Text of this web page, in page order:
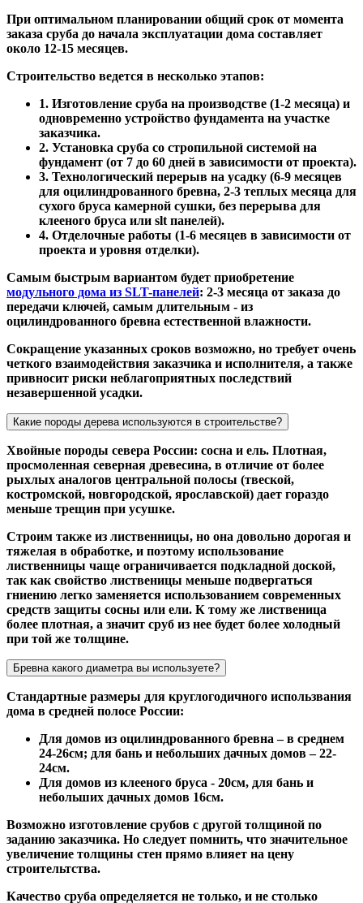
При оптимальном планировании общий срок от момента
заказа сруба до начала эксплуатации дома составляет
около 12-15 месяцев.
Строительство ведется в несколько этапов:
1. Изготовление сруба на производстве (1-2 месяца) и
одновременно устройство фундамента на участке
заказчика.
2. Установка сруба со стропильной системой на
фундамент (от 7 до 60 дней в зависимости от проекта).
3. Технологический перерыв на усадку (6-9 месяцев
для оцилиндрованного бревна, 2-3 теплых месяца для
сухого бруса камерной сушки, без перерыва для
клееного бруса или slt панелей).
4. Отделочные работы (1-6 месяцев в зависимости от
проекта и уровня отделки).
Самым быстрым вариантом будет приобретение
модульного дома из SLT-панелей: 2-3 месяца от заказа до
передачи ключей, самым длительным - из
оцилиндрованного бревна естественной влажности.
Сокращение указанных сроков возможно, но требует очень
четкого взаимодействия заказчика и исполнителя, а также
привносит риски неблагоприятных последствий
незавершенной усадки.
Какие породы дерева используются в строительстве?
Хвойные породы севера России: сосна и ель. Плотная,
просмоленная северная древесина, в отличие от более
рыхлых аналогов центральной полосы (твеской,
костромской, новгородской, ярославской) дает гораздо
меньше трещин при усушке.
Строим также из лиственницы, но она довольно дорогая и
тяжелая в обработке, и поэтому использование
лиственницы чаще ограничивается подкладной доской,
так как свойство лиственицы меньше подвергаться
гниению легко заменяется использованием современных
средств защиты сосны или ели. К тому же лиственица
более плотная, а значит сруб из нее будет более холодный
при той же толщине.
Бревна какого диаметра вы используете?
Стандартные размеры для круглогодичного использвания
дома в средней полосе России:
Для домов из оцилиндрованного бревна – в среднем
24-26см; для бань и небольших дачных домов – 22-
24см.
Для домов из клееного бруса - 20см, для бань и
небольших дачных домов 16см.
Возможно изготовление срубов с другой толщиной по
заданию заказчика. Но следует помнить, что значительное
увеличение толщины стен прямо влияет на цену
строительтства.
Качество сруба определяется не только, и не столько